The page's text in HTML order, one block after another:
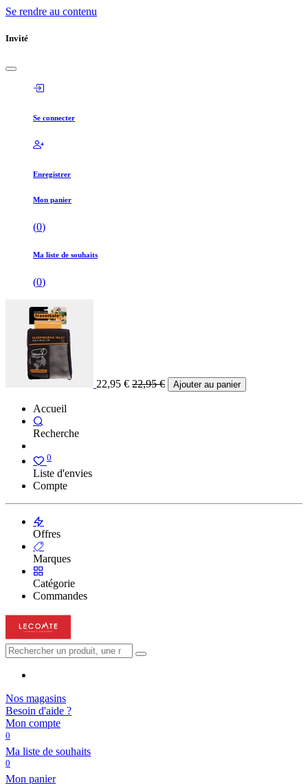
Se rendre au contenu
Invité
Se connecter
Enregistrer
Mon panier
(0)
Ma liste de souhaits
(0)
22,95 € 22,95€ Ajouter au panier
Accueil
Recherche
0
Liste d'envies
Compte
Offres
Marques
Catégorie
Commandes
Nos magasins
Besoin d'aide ?
Mon compte
0
Ma liste de souhaits
0
Mon panier